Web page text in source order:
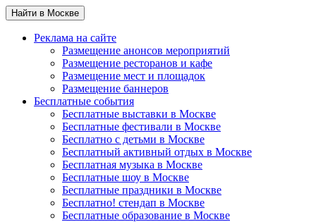
Найти в Москве
Реклама на сайте
Размещение анонсов мероприятий
Размещение ресторанов и кафе
Размещение мест и площадок
Размещение баннеров
Бесплатные события
Бесплатные выставки в Москве
Бесплатные фестивали в Москве
Бесплатно с детьми в Москве
Бесплатный активный отдых в Москве
Бесплатная музыка в Москве
Бесплатные шоу в Москве
Бесплатные праздники в Москве
Бесплатно! стендап в Москве
Бесплатные образование в Москве